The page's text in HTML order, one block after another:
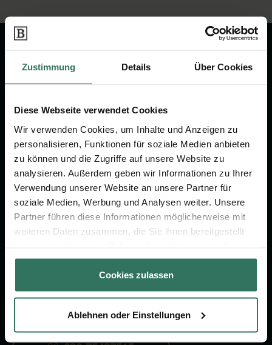
Zustimmung Details Über Cookies
Diese Webseite verwendet Cookies
Wir verwenden Cookies, um Inhalte und Anzeigen zu
personalisieren, Funktionen für soziale Medien anbieten
zu können und die Zugriffe auf unsere Website zu
analysieren. Außerdem geben wir Informationen zu Ihrer
Verwendung unserer Website an unsere Partner für
soziale Medien, Werbung und Analysen weiter. Unsere
Partner führen diese Informationen möglicherweise mit
weiteren Daten zusammen, die Sie ihnen bereitgestellt
gesammelt haben.
Cookies zulassen
Ablehnen oder Einstellungen
Wir sind Ihr Ansprechpartner rund
Vorsorge.
Jetzt beraten lassen
FÜR SIE
Vergleich
Verzeichnis
FÜR BESTATTER
Online-Portal
KONTAKTIEREN SIE UNS